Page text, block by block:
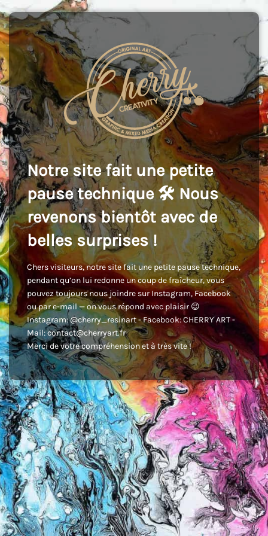
Notre site fait une petite
pause technique 🛠️ Nous
revenons bientôt avec de
belles surprises !
Chers visiteurs, notre site fait une petite pause technique,
pendant qu’on lui redonne un coup de fraîcheur, vous
pouvez toujours nous joindre sur Instagram, Facebook
ou par e-mail — on vous répond avec plaisir 😉
Instagram: @cherry_resinart - Facebook: CHERRY ART -
Mail: contact@cherryart.fr
Merci de votre compréhension et à très vite !